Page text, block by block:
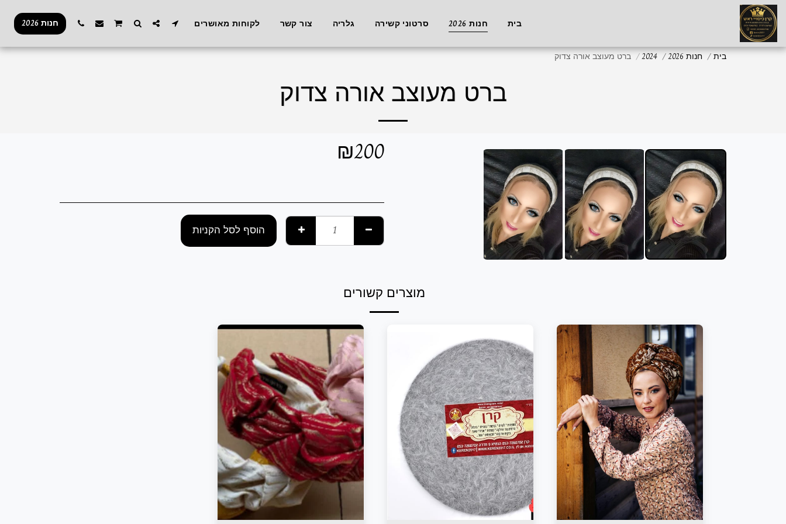
בית חנות 2026 סרטוני קשירה גלריה צור קשר לקוחות מאושרים חנות 2026
בית חנות 2026 2024 ברט מעוצב אורה צדוק
ברט מעוצב אורה צדוק
₪200
הוסף לסל הקניות
מוצרים קשורים